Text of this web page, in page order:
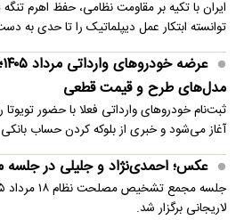
ایران با تکیه بر مقاومت نظامی، حفظ اهرم
توانسته ابتکار عمل دیپلماتیک را تا حدی به
مدل‌های طرح و قیمت قطعی
آغاز می‌شود و خبری از بلوکه‌ کردن حساب
عکس؛ احمدی‌نژاد و جلیلی در
لاریجانی برگزار شد.